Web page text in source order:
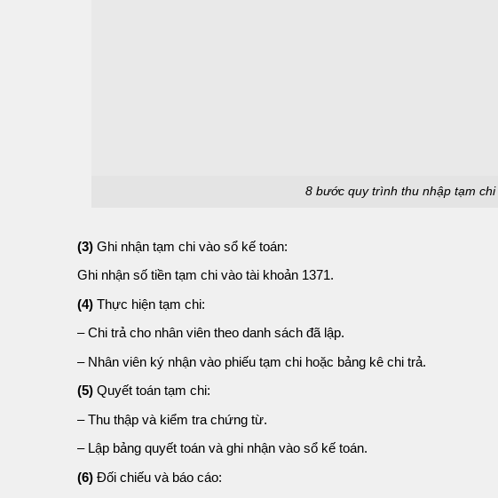
8 bước quy trình thu nhập tạm
(3) Ghi nhận tạm chi vào sổ kế toán:
Ghi nhận số tiền tạm chi vào tài khoản 1371.
(4) Thực hiện tạm chi:
– Chi trả cho nhân viên theo danh sách đã lập.
– Nhân viên ký nhận vào phiếu tạm chi hoặc bảng kê chi trả.
(5) Quyết toán tạm chi:
– Thu thập và kiểm tra chứng từ.
– Lập bảng quyết toán và ghi nhận vào sổ kế toán.
(6) Đối chiếu và báo cáo: